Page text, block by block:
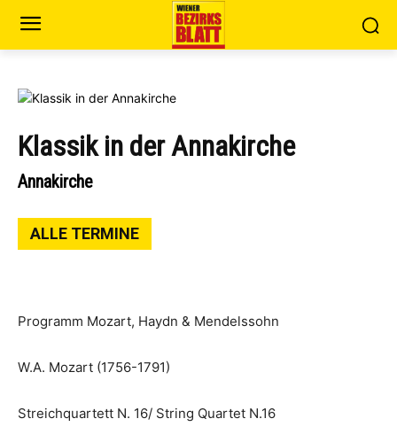
Klassik in der Annakirche
Annakirche
ALLE TERMINE
Programm Mozart, Haydn & Mendelssohn
W.A. Mozart (1756-1791)
Streichquartett N. 16/ String Quartet N.16